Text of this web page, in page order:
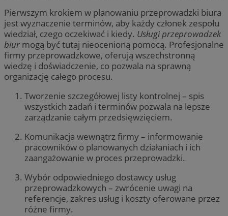
Pierwszym krokiem w planowaniu przeprowadzki biura
jest wyznaczenie terminów, aby każdy członek zespołu
wiedział, czego oczekiwać i kiedy. Usługi przeprowadzek
biur mogą być tutaj nieocenioną pomocą. Profesjonalne
firmy przeprowadzkowe, oferują wszechstronną
wiedzę i doświadczenie, co pozwala na sprawną
organizację całego procesu.
Tworzenie szczegółowej listy kontrolnej – spis
wszystkich zadań i terminów pozwala na lepsze
zarządzanie całym przedsięwzięciem.
Komunikacja wewnątrz firmy – informowanie
pracowników o planowanych działaniach i ich
zaangażowanie w proces przeprowadzki.
Wybór odpowiedniego dostawcy usług
przeprowadzkowych – zwrócenie uwagi na
referencje, zakres usług i koszty oferowane przez
różne firmy.